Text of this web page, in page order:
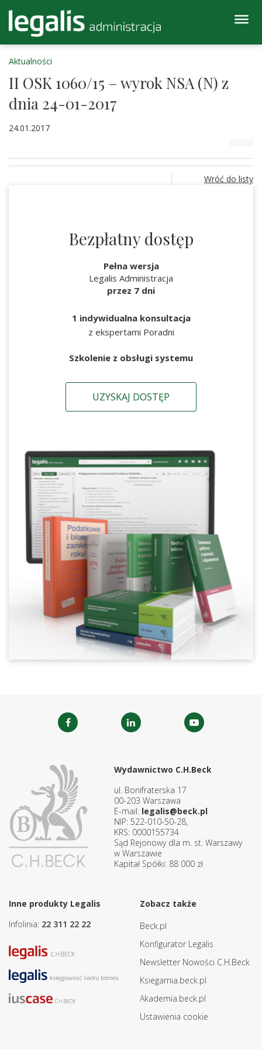
Aktualności
II OSK 1060/15 – wyrok NSA (N) z
dnia 24-01-2017
24.01.2017
Wróć do listy
Bezpłatny dostęp
Pełna wersja
Legalis Administracja
przez 7 dni
1 indywidualna konsultacja
z ekspertami Poradni
Szkolenie z obsługi systemu
UZYSKAJ DOSTĘP
Wydawnictwo C.H.Beck
ul. Bonifraterska 17
00-203 Warszawa
E-mail: legalis@beck.pl
NIP: 522-010-50-28,
KRS: 0000155734
Sąd Rejonowy dla m. st. Warszawy
w Warszawie
Kapitał Spółki: 88 000 zł
Inne produkty Legalis
Infolinia: 22 311 22 22
Zobacz także
Beck.pl
Konfigurator Legalis
Newsletter Nowości C.H.Beck
Ksiegarnia.beck.pl
Akademia.beck.pl
Ustawienia cookie